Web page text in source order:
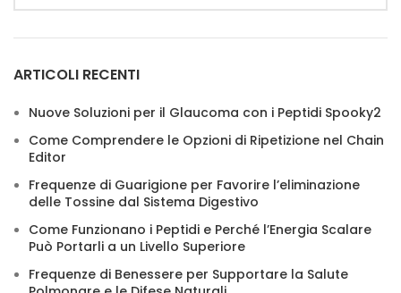
ARTICOLI RECENTI
Nuove Soluzioni per il Glaucoma con i Peptidi Spooky2
Come Comprendere le Opzioni di Ripetizione nel Chain
Editor
Frequenze di Guarigione per Favorire l’eliminazione
delle Tossine dal Sistema Digestivo
Come Funzionano i Peptidi e Perché l’Energia Scalare
Può Portarli a un Livello Superiore
Frequenze di Benessere per Supportare la Salute